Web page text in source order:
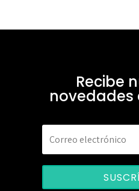
Recibe
novedades